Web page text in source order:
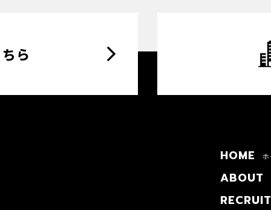
ら
HOME
ABOUT
RECRUIT